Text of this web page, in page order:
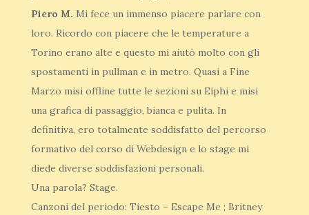
Piero M. Mi fece un immenso piacere parlare con
loro. Ricordo con piacere che le temperature a
Torino erano alte e questo mi aiutò molto con gli
spostamenti in pullman e in metro. Quasi a Fine
Marzo misi offline tutte le sezioni su Eiphi e misi
una grafica di passaggio, bianca e pulita. In
definitiva, ero totalmente soddisfatto del percorso
formativo del corso di Webdesign e lo stage mi
diede diverse soddisfazioni personali.
Una parola? Stage.
Canzoni del periodo: Tiesto – Escape Me ; Britney